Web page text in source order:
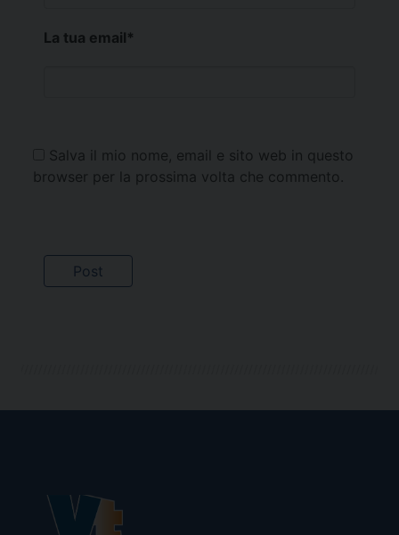
La tua email*
Salva il mio nome, email e sito web in questo
browser per la prossima volta che commento.